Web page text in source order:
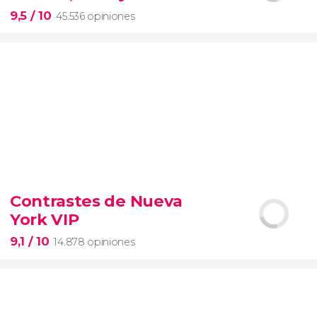
entrada preferente
9,5 / 10 45.536 opiniones
visita guiada por el Coliseo, Foro y Palatino
tour
en español
Contrastes de Nueva
York VIP
9,1 / 10 14.878 opiniones